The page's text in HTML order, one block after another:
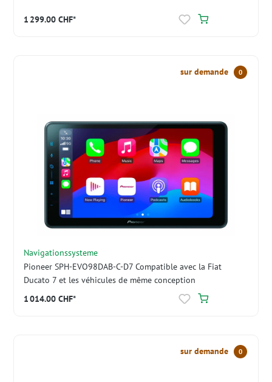
1 299.00 CHF*
sur demande 0
Navigationssysteme
Pioneer SPH-EVO98DAB-C-D7 Compatible avec la Fiat
Ducato 7 et les véhicules de même conception
1 014.00 CHF*
sur demande 0